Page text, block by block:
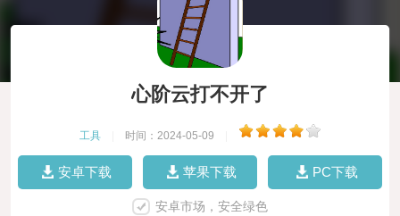
心阶云打不开了
工具 时间：2024-05-09
安卓下载 苹果下载 PC下载
安卓市场，安全绿色